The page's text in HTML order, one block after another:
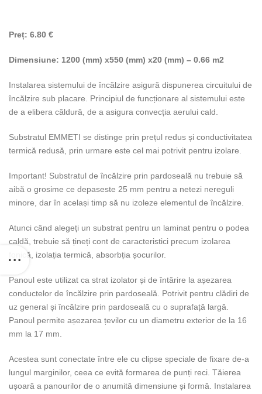
Preț: 6.80 €
Dimensiune: 1200 (mm) x550 (mm) x20 (mm) – 0.66 m2
Instalarea sistemului de încălzire asigură dispunerea circuitului de
încălzire sub placare. Principiul de funcționare al sistemului este
de a elibera căldură, de a asigura convecția aerului cald.
Substratul EMMETI se distinge prin prețul redus și conductivitatea
termică redusă, prin urmare este cel mai potrivit pentru izolare.
Important! Substratul de încălzire prin pardoseală nu trebuie să
aibă o grosime ce depaseste 25 mm pentru a netezi nereguli
minore, dar în același timp să nu izoleze elementul de încălzire.
Atunci când alegeți un substrat pentru un laminat pentru o podea
caldă, trebuie să țineți cont de caracteristici precum izolarea
fonică, izolația termică, absorbția șocurilor.
Panoul este utilizat ca strat izolator și de întărire la așezarea
conductelor de încălzire prin pardoseală. Potrivit pentru clădiri de
uz general și încălzire prin pardoseală cu o suprafață largă.
Panoul permite așezarea țevilor cu un diametru exterior de la 16
mm la 17 mm.
Acestea sunt conectate între ele cu clipse speciale de fixare de-a
lungul marginilor, ceea ce evită formarea de punți reci. Tăierea
ușoară a panourilor de o anumită dimensiune și formă. Instalarea